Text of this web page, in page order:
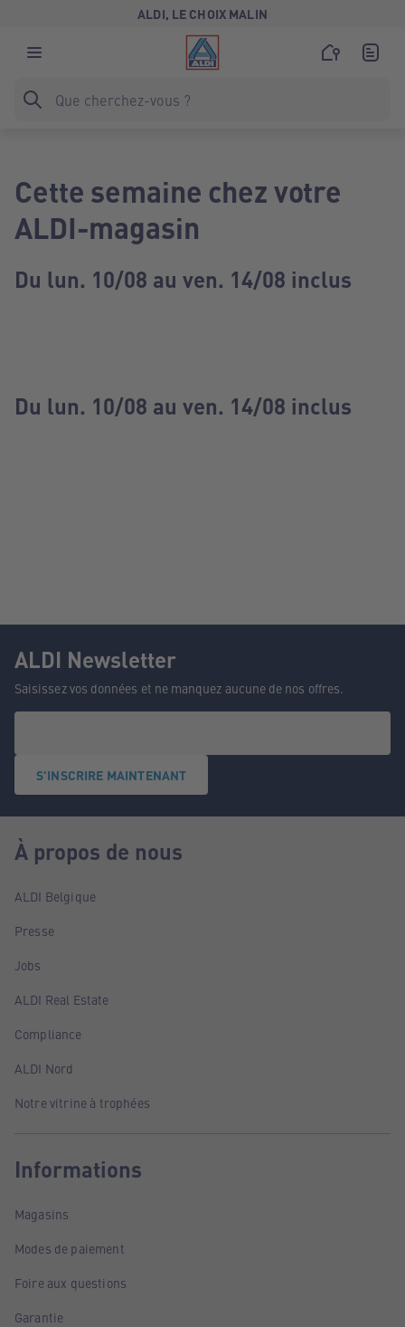
ALDI, LE CHOIX MALIN
Cette semaine chez votre
ALDI-magasin
Du lun. 10/08 au ven. 14/08 inclus
Du lun. 10/08 au ven. 14/08 inclus
ALDI Newsletter
Saisissez vos données et ne manquez aucune de nos offres.
S'INSCRIRE MAINTENANT
À propos de nous
ALDI Belgique
Presse
Jobs
ALDI Real Estate
Compliance
ALDI Nord
Notre vitrine à trophées
Informations
Magasins
Modes de paiement
Foire aux questions
Garantie